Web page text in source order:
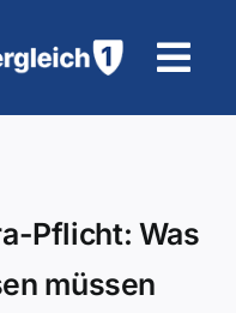
Pflicht: Was
müssen